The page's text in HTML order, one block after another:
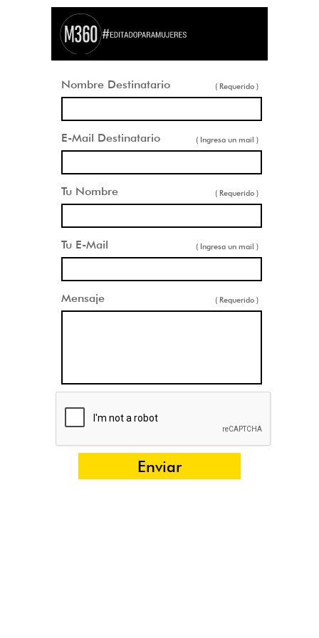
Nombre Destinatario ( Requerido )
E-Mail Destinatario ( Ingresa un mail )
Tu Nombre ( Requerido )
Tu E-Mail ( Ingresa un mail )
Mensaje ( Requerido )